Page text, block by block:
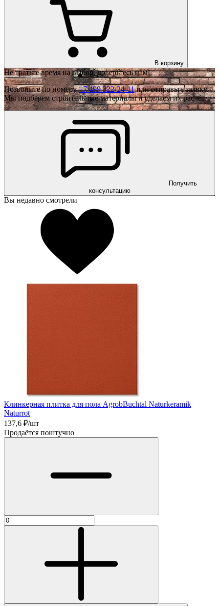
В корзину
Не тратьте время на выбор, доверьтесь нам!
Позвоните по номеру+7 499 322-24-11или отправьте заявку.
Мы подберем строительные материалы и сделаем их расчёт.
Получить
консультацию
Вы недавно смотрели
Клинкерная плитка для пола AgrobBuchtal Naturkeramik
Naturrot
137,6 ₽/шт
Продаётся поштучно